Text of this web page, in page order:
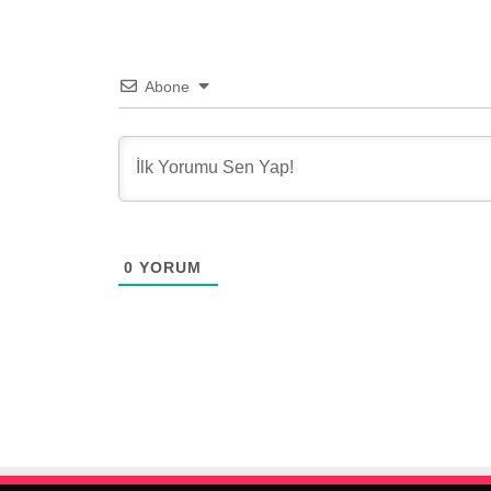
Abone
0 YORUM